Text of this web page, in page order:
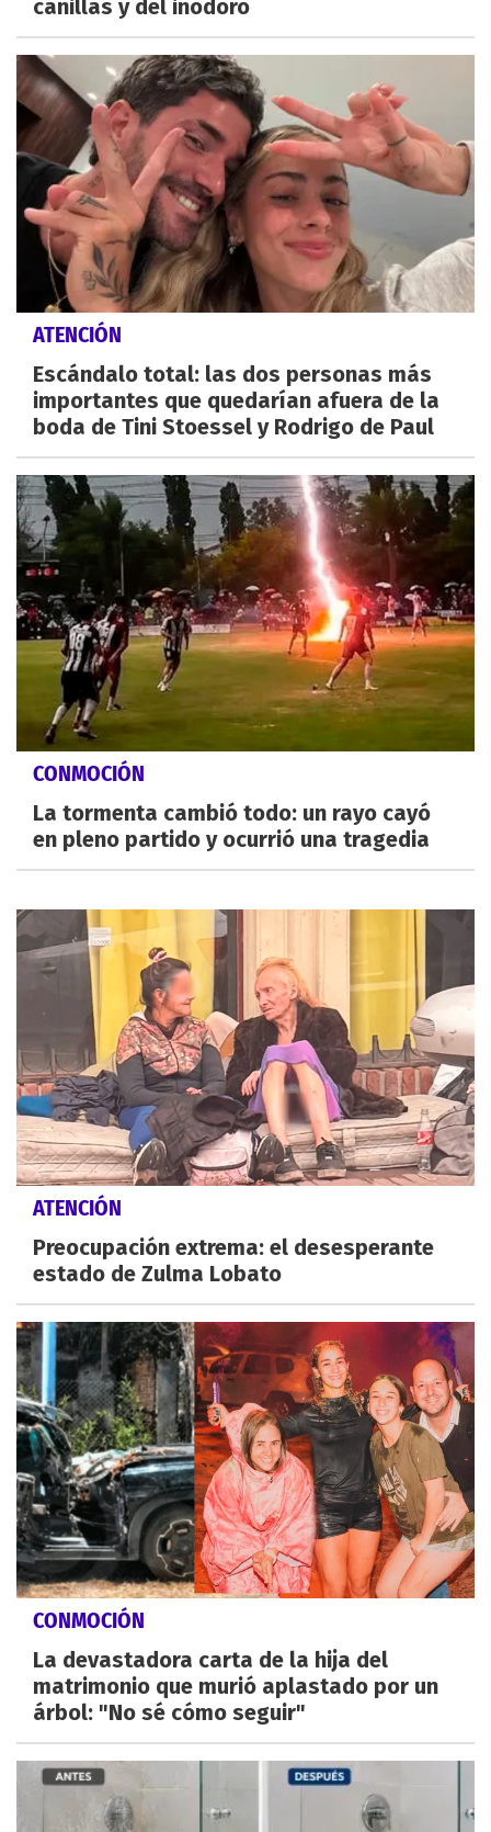
canillas y del inodoro
ATENCIÓN
Escándalo total: las dos personas más
importantes que quedarían afuera de la
boda de Tini Stoessel y Rodrigo de Paul
CONMOCIÓN
La tormenta cambió todo: un rayo cayó
en pleno partido y ocurrió una tragedia
ATENCIÓN
Preocupación extrema: el desesperante
estado de Zulma Lobato
CONMOCIÓN
La devastadora carta de la hija del
matrimonio que murió aplastado por un
árbol: "No sé cómo seguir"